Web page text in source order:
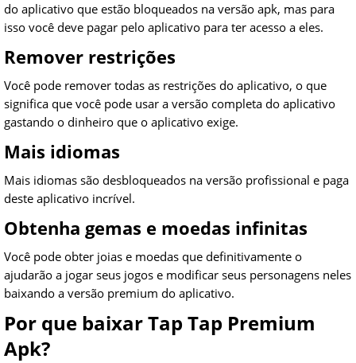
do aplicativo que estão bloqueados na versão apk, mas para
isso você deve pagar pelo aplicativo para ter acesso a eles.
Remover restrições
Você pode remover todas as restrições do aplicativo, o que
significa que você pode usar a versão completa do aplicativo
gastando o dinheiro que o aplicativo exige.
Mais idiomas
Mais idiomas são desbloqueados na versão profissional e paga
deste aplicativo incrível.
Obtenha gemas e moedas infinitas
Você pode obter joias e moedas que definitivamente o
ajudarão a jogar seus jogos e modificar seus personagens neles
baixando a versão premium do aplicativo.
Por que baixar Tap Tap Premium
Apk?